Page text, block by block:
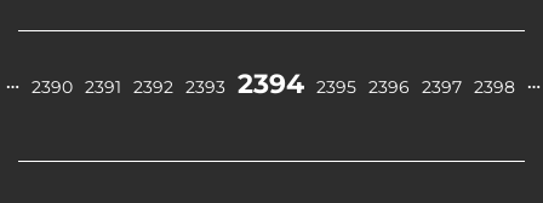
… 2390 2391 2392 2393 2394 2395 2396 2397 2398 …